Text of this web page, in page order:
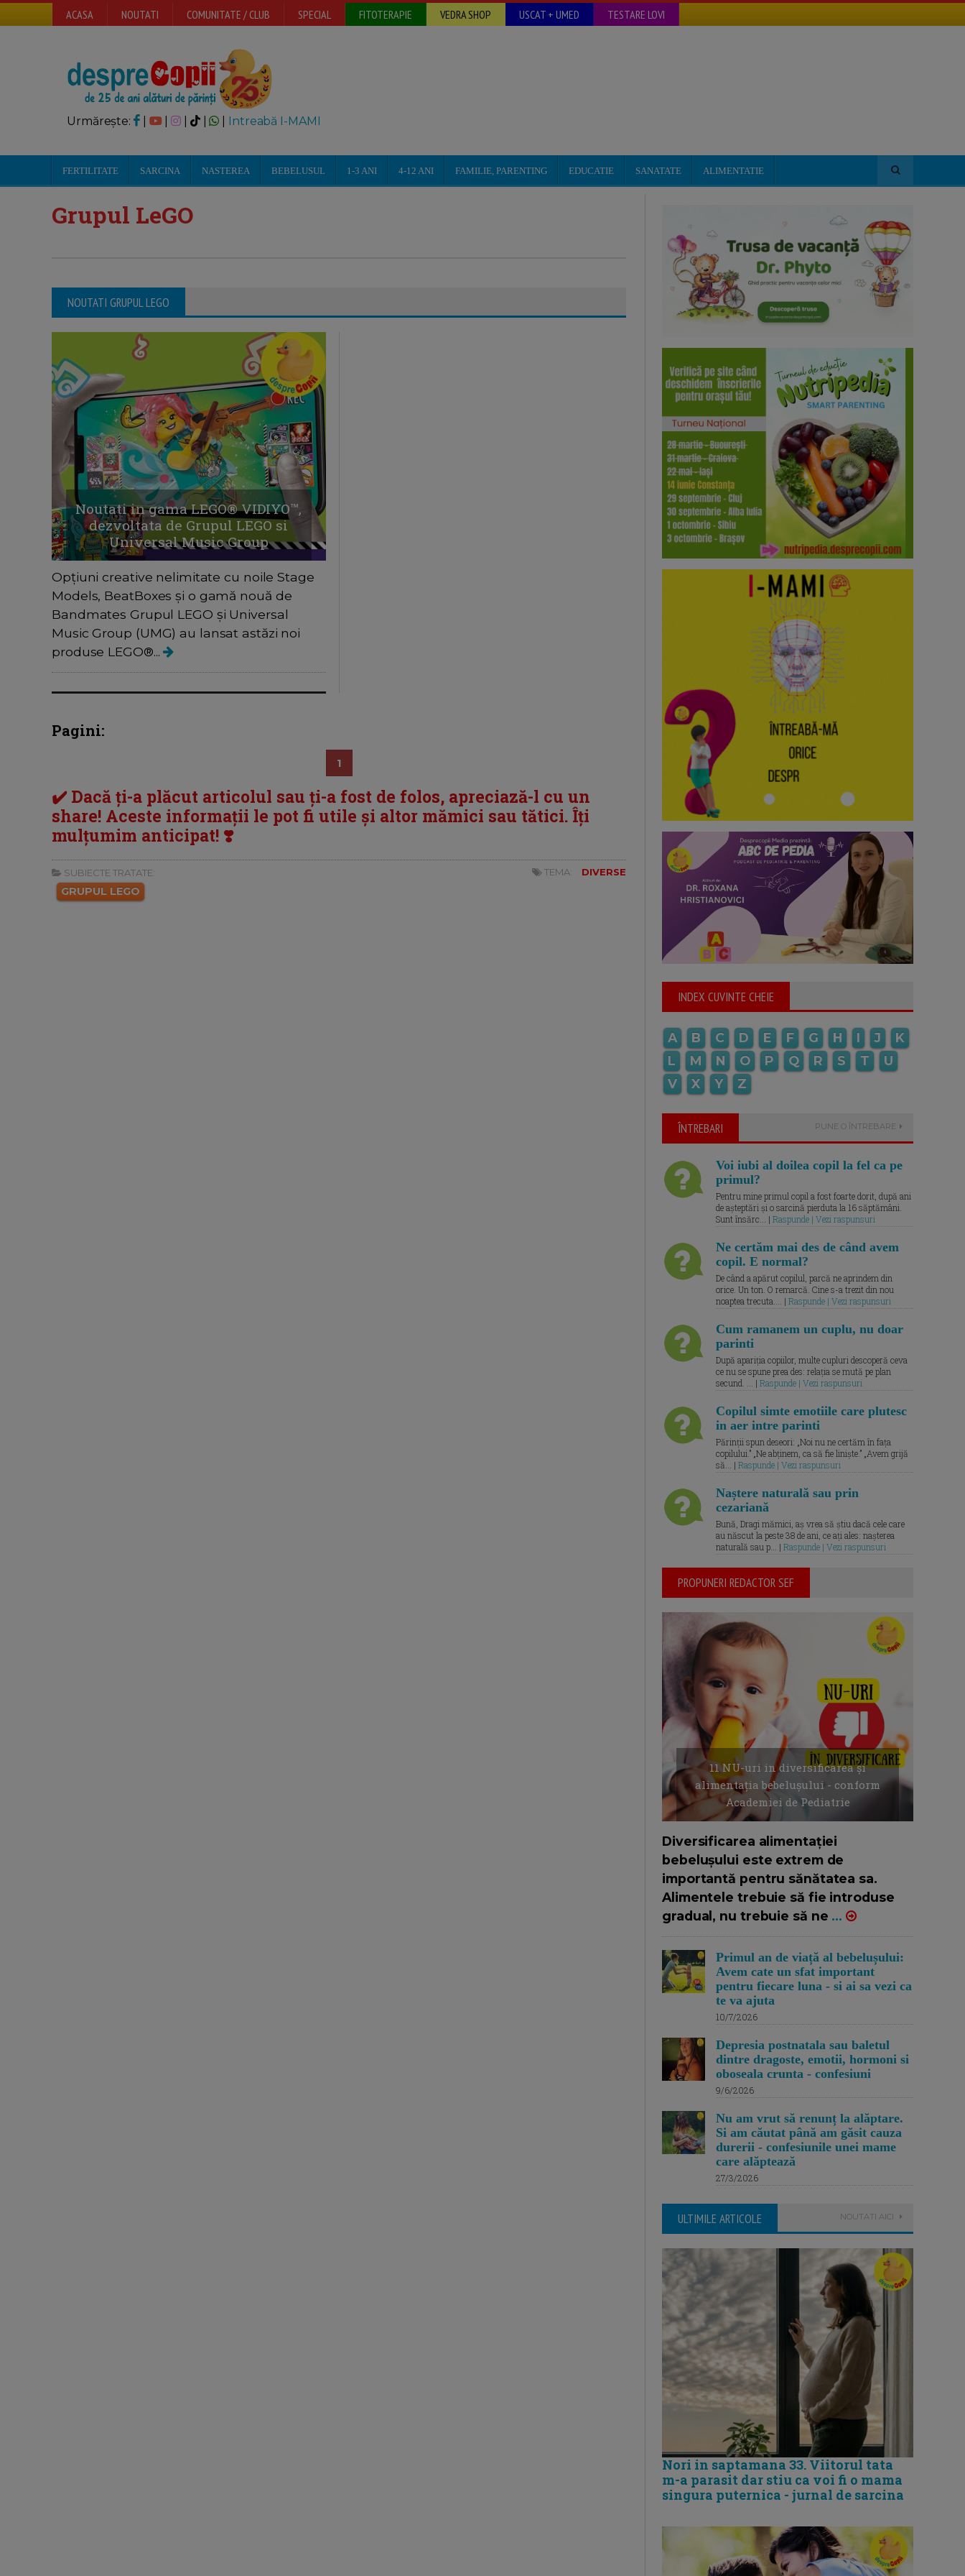
ACASA NOUTATI COMUNITATE / CLUB SPECIAL FITOTERAPIE VEDRA SHOP USCAT + UMED TESTARE LOVI
Urmărește: | | Intreabă I-MAMI
FERTILITATE SARCINA NASTEREA BEBELUSUL 1-3 ANI 4-12 ANI FAMILIE, PARENTING EDUCATIE SANATATE ALIMENTATIE
Grupul LeGO
NOUTATI GRUPUL LEGO
Noutati in gama LEGO® VIDIYO™,
dezvoltata de Grupul LEGO si
Universal Music Group
Opțiuni creative nelimitate cu noile Stage
Models, BeatBoxes și o gamă nouă de
Bandmates Grupul LEGO și Universal
Music Group (UMG) au lansat astăzi noi
produse LEGO®...
Pagini:
1
✔️ Dacă ți-a plăcut articolul sau ți-a fost de folos, apreciază-l cu un
share! Aceste informații le pot fi utile și altor mămici sau tătici. Îți
mulțumim anticipat! ❣️
SUBIECTE TRATATE:
GRUPUL LEGO
TEMA: DIVERSE
INDEX CUVINTE CHEIE
A B C D E F G H I J
K
L
M N O P Q R S T
U
V
X Y Z
ÎNTREBARI PUNE O ÎNTREBARE
Voi iubi al doilea copil la fel ca pe
primul?
Pentru mine primul copil a fost foarte dorit, după ani
de așteptări și o sarcină pierduta la 16 săptămâni.
Sunt însărc... | Raspunde | Vezi raspunsuri
Ne certăm mai des de când avem
copil. E normal?
De când a apărut copilul, parcă ne aprindem din
orice. Un ton. O remarcă. Cine s-a trezit din nou
noaptea trecuta.... | Raspunde | Vezi raspunsuri
Cum ramanem un cuplu, nu doar
parinti
După apariția copiilor, multe cupluri descoperă ceva
ce nu se spune prea des: relația se mută pe plan
secund. ... | Raspunde | Vezi raspunsuri
Copilul simte emotiile care plutesc
in aer intre parinti
Părinții spun deseori: „Noi nu ne certăm în fața
copilului.” „Ne abținem, ca să fie liniște.” „Avem grijă
să... | Raspunde | Vezi raspunsuri
Naștere naturală sau prin
cezariană
Bună, Dragi mămici, aș vrea să știu dacă cele care
au născut la peste 38 de ani, ce ați ales: nașterea
naturală sau p... | Raspunde | Vezi raspunsuri
PROPUNERI REDACTOR SEF
11 NU-uri in diversificarea și
alimentația bebelușului - conform
Academiei de Pediatrie
Diversificarea alimentației
bebelușului este extrem de
importantă pentru sănătatea sa.
Alimentele trebuie să fie introduse
gradual, nu trebuie să ne ...
Primul an de viață al bebelușului:
Avem cate un sfat important
pentru fiecare luna - si ai sa vezi ca
te va ajuta
10/7/2026
Depresia postnatala sau baletul
dintre dragoste, emotii, hormoni si
oboseala crunta - confesiuni
9/6/2026
Nu am vrut să renunț la alăptare.
Si am căutat până am găsit cauza
durerii - confesiunile unei mame
care alăptează
27/3/2026
ULTIMILE ARTICOLE NOUTATI AICI
Nori in saptamana 33. Viitorul tata
m-a parasit dar stiu ca voi fi o mama
singura puternica - jurnal de sarcina